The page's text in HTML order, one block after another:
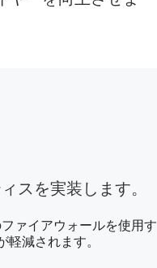
スを実装します。
ァイアウォールを使用す
減されます。